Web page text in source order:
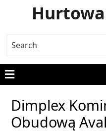
Dimplex
Obudową